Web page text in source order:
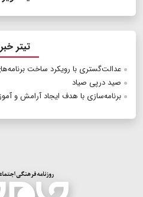
تیتر
عدالت‌گستری با رویکرد ساخت
صید درپی صیاد
برنامه‌سازی با هدف ایجاد آرامش و